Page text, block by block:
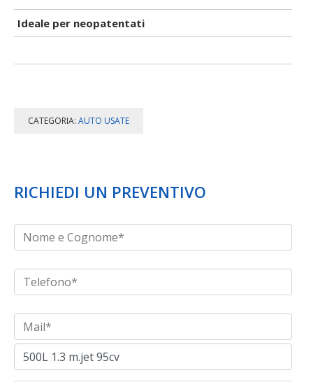
Ideale per neopatentati
CATEGORIA: AUTO USATE
RICHIEDI UN PREVENTIVO